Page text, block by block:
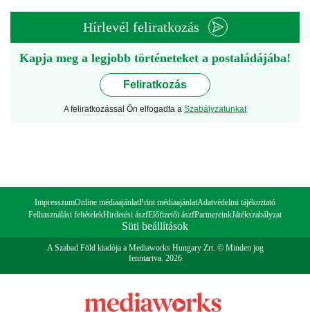
Hírlevél feliratkozás
Kapja meg a legjobb történeteket a postaládájába!
Feliratkozás
A feliratkozással Ön elfogadta a Szabályzatunkat
ImpresszumOnline médiaajánlatPrint médiaajánlatAdatvédelmi tájékoztató
Felhasználási feltételekHirdetési ászfElőfizetői ászfPartnereinkJátékszabályzat
Süti beállítások
A Szabad Föld kiadója a Mediaworks Hungary Zrt. © Minden jog
fenntartva. 2026